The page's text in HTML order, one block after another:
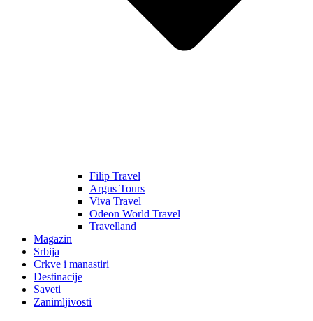
Filip Travel
Argus Tours
Viva Travel
Odeon World Travel
Travelland
Magazin
Srbija
Crkve i manastiri
Destinacije
Saveti
Zanimljivosti